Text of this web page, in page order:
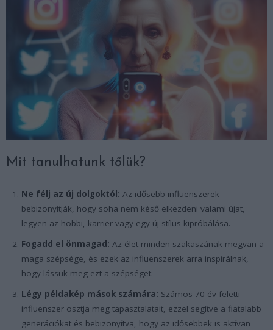
Mit tanulhatunk tőlük?
Ne félj az új dolgoktól: Az idősebb influenszerek
bebizonyítják, hogy soha nem késő elkezdeni valami újat,
legyen az hobbi, karrier vagy egy új stílus kipróbálása.
Fogadd el önmagad: Az élet minden szakaszának megvan a
maga szépsége, és ezek az influenszerek arra inspirálnak,
hogy lássuk meg ezt a szépséget.
Légy példakép mások számára: Számos 70 év feletti
influenszer osztja meg tapasztalatait, ezzel segítve a fiatalabb
generációkat és bebizonyítva, hogy az idősebbek is aktívan